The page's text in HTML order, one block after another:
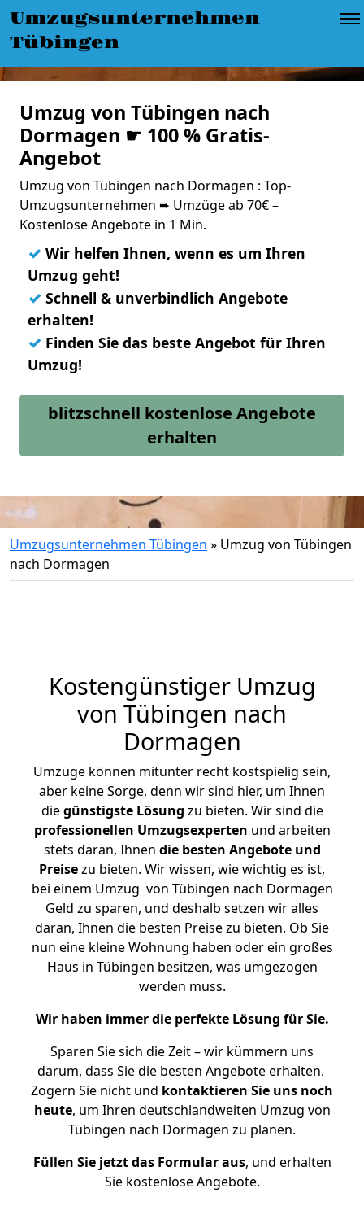
Umzugsunternehmen
Tübingen
Umzug von Tübingen nach
Dormagen ☛ 100 % Gratis-
Angebot
Umzug von Tübingen nach Dormagen : Top-
Umzugsunternehmen ➨ Umzüge ab 70€ –
Kostenlose Angebote in 1 Min.
✓ Wir helfen Ihnen, wenn es um Ihren
Umzug geht!
✓ Schnell & unverbindlich Angebote
erhalten!
✓ Finden Sie das beste Angebot für Ihren
Umzug!
blitzschnell kostenlose Angebote
erhalten
Umzugsunternehmen Tübingen » Umzug von Tübingen
nach Dormagen
Kostengünstiger Umzug
von Tübingen nach
Dormagen
Umzüge können mitunter recht kostspielig sein,
aber keine Sorge, denn wir sind hier, um Ihnen
diegünstigste Lösung zu bieten. Wir sind die
professionellen Umzugsexperten und arbeiten
stets daran, Ihnen die besten Angebote und
Preisezu bieten. Wir wissen, wie wichtig es ist,
bei einem Umzug von Tübingen nach Dormagen
Geld zu sparen, und deshalb setzen wir alles
daran, Ihnen die besten Preise zu bieten. Ob Sie
nun eine kleine Wohnung haben oder ein großes
Haus in Tübingen besitzen, was umgezogen
werden muss.
Wir haben immer die perfekte Lösung für Sie.
Sparen Sie sich die Zeit – wir kümmern uns
darum, dass Sie die besten Angebote erhalten.
Zögern Sie nicht und kontaktieren Sie uns noch
heute, um Ihren deutschlandweiten Umzug von
Tübingen nach Dormagen zu planen.
Füllen Sie jetzt das Formular aus, und erhalten
Sie kostenlose Angebote.